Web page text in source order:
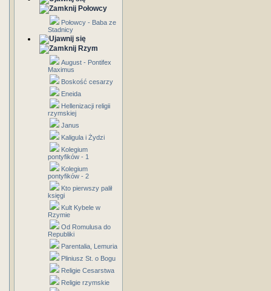
Połowcy
Połowcy - Baba ze
Stadnicy
Rzym
August - Pontifex
Maximus
Boskość cesarzy
Eneida
Hellenizacji religii
rzymskiej
Janus
Kaligula i Żydzi
Kolegium
pontyfików - 1
Kolegium
pontyfików - 2
Kto pierwszy palił
księgi
Kult Kybele w
Rzymie
Od Romulusa do
Republiki
Parentalia, Lemuria
Pliniusz St. o Bogu
Religie Cesarstwa
Religie rzymskie